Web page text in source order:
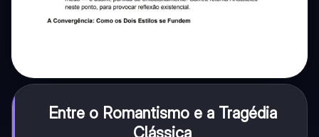
Entre o Romantismo e a Tragédia
Clássica